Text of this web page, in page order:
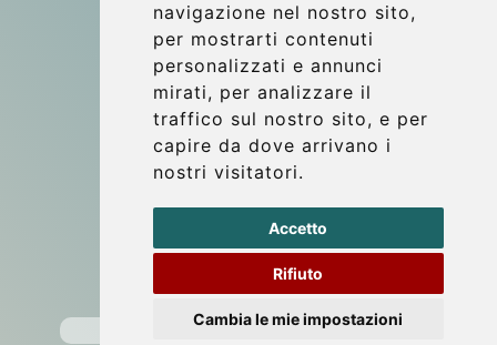
navigazione nel nostro sito,
per mostrarti contenuti
personalizzati e annunci
mirati, per analizzare il
traffico sul nostro sito, e per
capire da dove arrivano i
nostri visitatori.
Accetto
Rifiuto
Cambia le mie impostazioni
Commenti di clienti
Riferimenti
Guida di Viaggio
Update cookies preferences
Contact
info@wientransfer.com
Secure Payment with STRIPE